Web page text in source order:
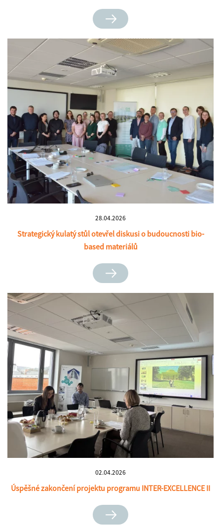
28.04.2026
Strategický kulatý stůl otevřel diskusi o budoucnosti bio-
based materiálů
02.04.2026
Úspěšné zakončení projektu programu INTER-EXCELLENCE II